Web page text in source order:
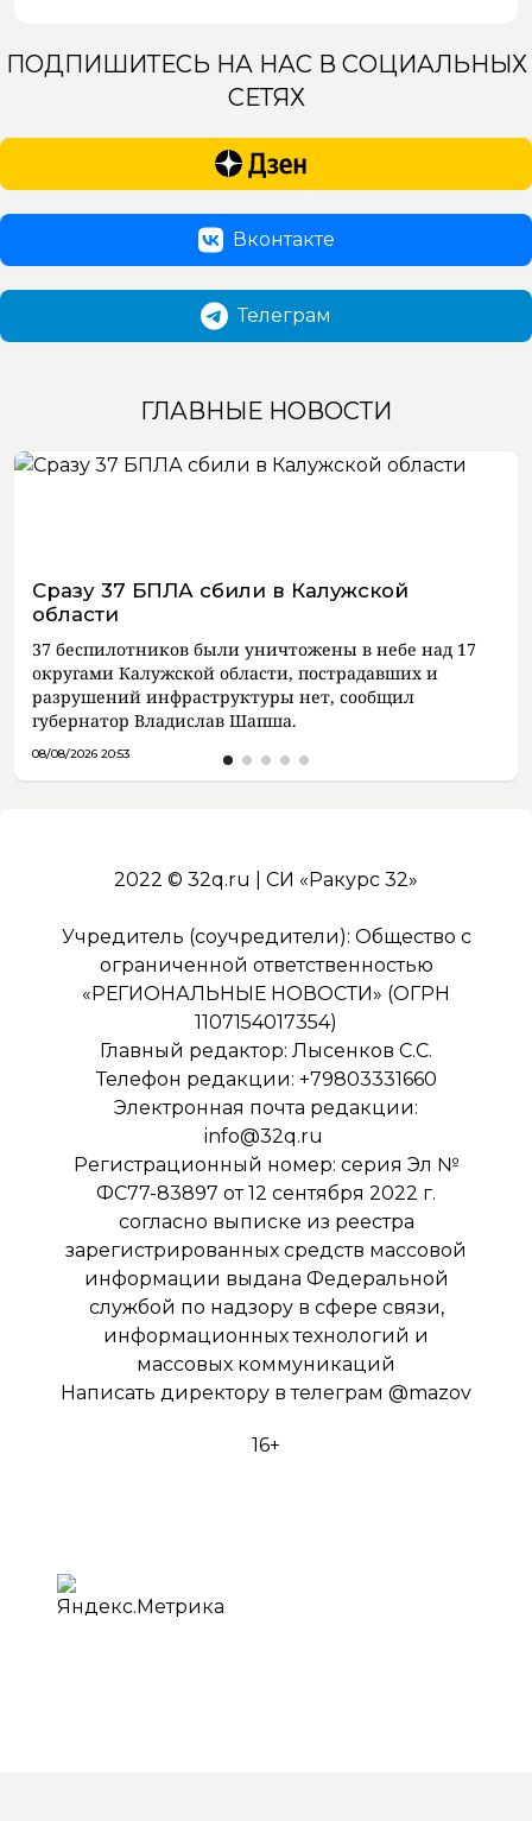
ПОДПИШИТЕСЬ НА НАС В СОЦИАЛЬНЫХ
СЕТЯХ
Вконтакте
Телеграм
ГЛАВНЫЕ НОВОСТИ
Сразу 37 БПЛА сбили в Калужской
области
37 беспилотников были уничтожены в небе над 17
округами Калужской области, пострадавших и
разрушений инфраструктуры нет, сообщил
губернатор Владислав Шапша.
08/08/2026 20:53
2022 © 32q.ru | СИ «Ракурс 32»
Учредитель (соучредители): Общество с
ограниченной ответственностью
«РЕГИОНАЛЬНЫЕ НОВОСТИ» (ОГРН
1107154017354)
Главный редактор: Лысенков С.С.
Телефон редакции: +79803331660
Электронная почта редакции:
info@32q.ru
Регистрационный номер: серия Эл №
ФС77-83897 от 12 сентября 2022 г.
согласно выписке из реестра
зарегистрированных средств массовой
информации выдана Федеральной
службой по надзору в сфере связи,
информационных технологий и
массовых коммуникаций
Написать директору в телеграм @mazov
16+